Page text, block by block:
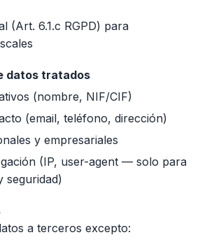
(Art. 6.1.c RGPD) para
datos tratados
(nombre, NIF/CIF)
(email, teléfono, dirección)
y empresariales
(IP, user-agent — solo para
seguridad)
a terceros excepto: